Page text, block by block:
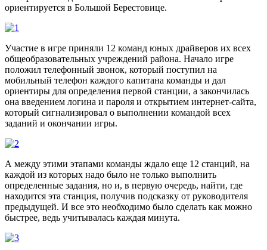
ориентируется в Большой Берестовице.
Участие в игре приняли 12 команд юных драйверов их всех
общеобразовательных учреждений района. Начало игре
положил телефонный звонок, который поступил на
мобильный телефон каждого капитана команды и дал
ориентиры для определения первой станции, а закончилась
она введением логина и пароля и открытием интернет-сайта,
который сигнализировал о выполнении командой всех
заданий и окончании игры.
А между этими этапами команды ждало еще 12 станций, на
каждой из которых надо было не только выполнить
определенные задания, но и, в первую очередь, найти, где
находится эта станция, получив подсказку от руководителя
предыдущей. И все это необходимо было сделать как можно
быстрее, ведь учитывалась каждая минута.